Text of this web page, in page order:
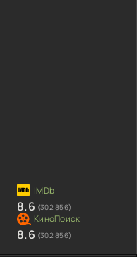
8.6 (302 856)
8.6 (302 856)